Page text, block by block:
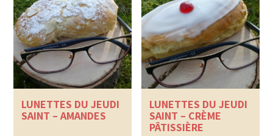
LUNETTES DU JEUDI
SAINT – AMANDES
LUNETTES DU JEUDI
SAINT – CRÈME
PÂTISSIÈRE